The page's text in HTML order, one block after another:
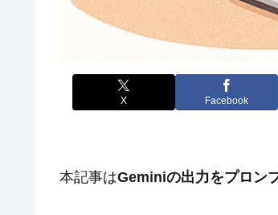
X Facebook
本記事はGeminiの出力をプロン